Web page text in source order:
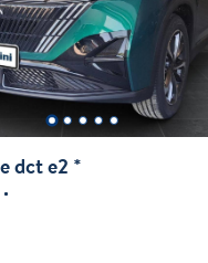
dct e2 *